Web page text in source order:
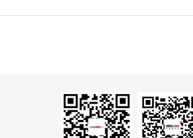
清理了，这样会影响到驾驶视线。